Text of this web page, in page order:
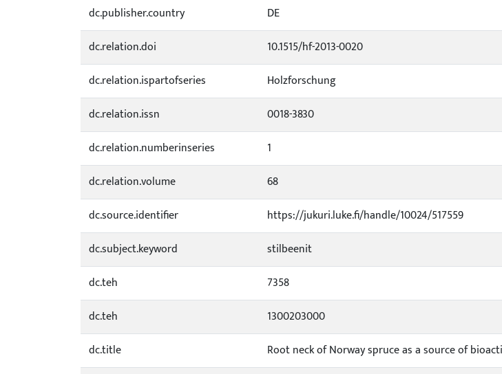
dc.publisher.country
DE
dc.relation.doi
10.1515/hf-2013-0020
dc.relation.ispartofseries
Holzforschung
dc.relation.issn
0018-3830
dc.relation.numberinseries
1
dc.relation.volume
68
dc.source.identifier
https://jukuri.luke.fi/handle/10024/517559
dc.subject.keyword
stilbeenit
dc.teh
7358
dc.teh
1300203000
dc.title
Root neck of Norway spruce as a source of